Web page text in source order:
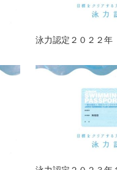
泳力認定２０２２